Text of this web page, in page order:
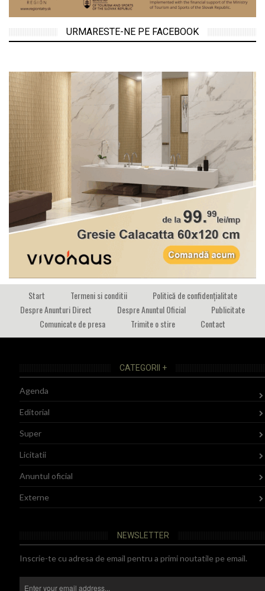
URMARESTE-NE PE FACEBOOK
Start Termeni si conditii
Politică de confidențialitate
Despre Anunturi Direct
Despre Anuntul Oficial
Publicitate
Comunicate de presa
Trimite o stire Contact
CATEGORII +
Agenda
Editorial
Super
Licitatii
Anuntul oficial
Externe
NEWSLETTER
Inscrie-te cu adresa de email pentru a primi noutatile pe email.